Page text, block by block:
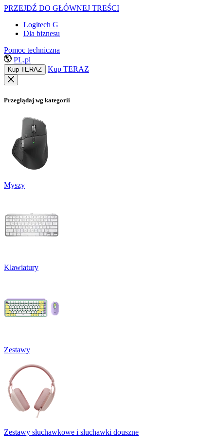
PRZEJDŹ DO GŁÓWNEJ TREŚCI
Logitech G
Dla biznesu
Pomoc techniczna
PL,pl
Kup TERAZ Kup TERAZ
Przeglądaj wg kategorii
Myszy
Klawiatury
Zestawy
Zestawy słuchawkowe i słuchawki douszne